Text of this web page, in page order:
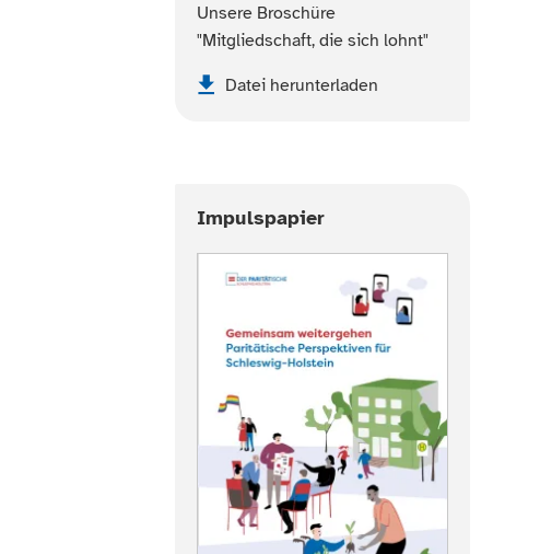
Unsere Broschüre
"Mitgliedschaft, die sich lohnt"
Datei herunterladen
Impulspapier